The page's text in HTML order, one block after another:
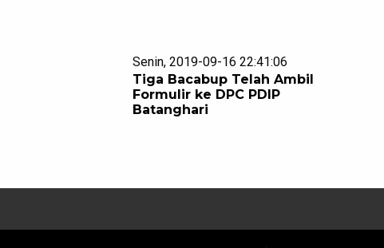
Senin, 2019-09-16 22:41:06
Tiga Bacabup Telah Ambil
Formulir ke DPC PDIP
Batanghari